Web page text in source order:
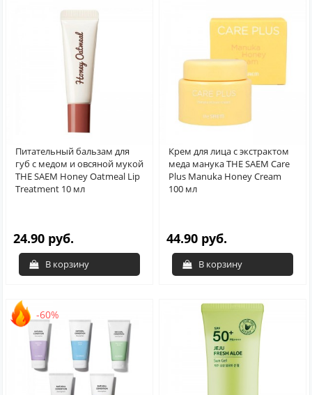
Питательный бальзам для
губ с медом и овсяной мукой
THE SAEM Honey Oatmeal Lip
Treatment 10 мл
24.90 руб.
В корзину
Крем для лица с экстрактом
меда манука THE SAEM Care
Plus Manuka Honey Cream
100 мл
44.90 руб.
В корзину
-60%